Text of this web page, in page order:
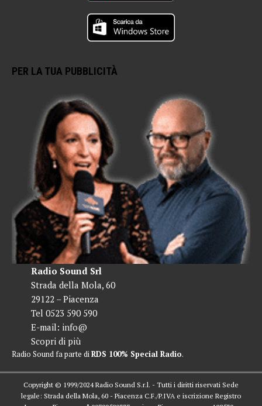
PER LA TUA PUBBLICITÀ
Radio Sound Srl
Strada della Mola, 60
29122 – Piacenza
Tel 0523 590 590
E-mail: info@
Scopri di più
Radio Sound fa parte diRDS 100% Special Radio.
Copyright © 1999/2024 Radio Sound S.r.l. - Tutti i diritti riservati Sede
legale: Strada della Mola, 60 - Piacenza C.F./P.IVA e iscrizione Registro